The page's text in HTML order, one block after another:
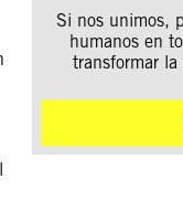
Si nos unimos,
humanos en
transformar